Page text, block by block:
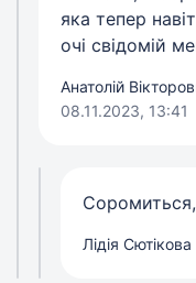
яка тепер
очі свідомій
Анатолій
08.11.2023, 13:41
Лідія Сютікова